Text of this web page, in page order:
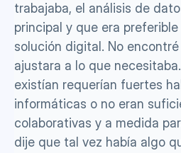
trabajaba, el análisis de
principal y que era
solución digital. No
ajustara a lo que
existían requerían fuertes
informáticas o no eran
colaborativas y a medida
dije que tal vez había algo